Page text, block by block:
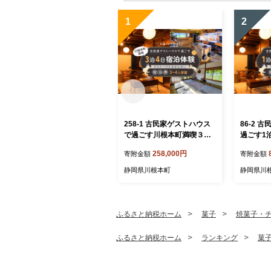
1
258-1 古民家ゲストハウス
で過ごす川根本町満喫３泊
スみかんせい宿泊券（3-4人
部屋）
寄附金額 258,000円
静岡県川根本町
2
86-2 古
過ごす1
券（3-4
寄附金額
静岡県川
ふるさと納税ホーム 菓子 焼菓子・
ふるさと納税ホーム ランキング 菓